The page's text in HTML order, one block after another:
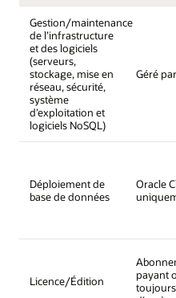
Gestion/maintenance
de l’infrastructure
et des logiciels
(serveurs,
stockage, mise en
réseau, sécurité,
système
d’exploitation et
logiciels NoSQL)
Géré
Déploiement de
base de données
Oracle
Licence/Édition
payant